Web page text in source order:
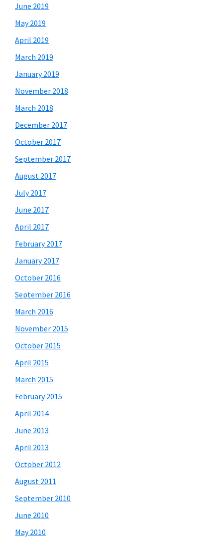
June 2019
May 2019
April 2019
March 2019
January 2019
November 2018
March 2018
December 2017
October 2017
September 2017
August 2017
July 2017
June 2017
April 2017
February 2017
January 2017
October 2016
September 2016
March 2016
November 2015
October 2015
April 2015
March 2015
February 2015
April 2014
June 2013
April 2013
October 2012
August 2011
September 2010
June 2010
May 2010